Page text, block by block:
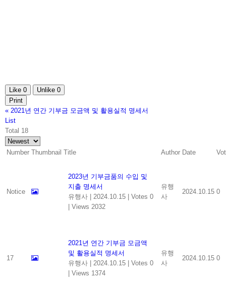
Like 0 Unlike 0
Print
« 2021년 연간 기부금 모금액 및 활용실적 명세서
List
Total 18
Number Thumbnail Title Author Date
Notice
2023년 기부금품의 수입 및
지출 명세서
유행사
2024.10.15
Votes 0
Views 2032
유행
사
2024.10.15 0
17
2021년 연간 기부금 모금액
및 활용실적 명세서
유행사
2024.10.15
Votes 0
Views 1374
유행
사
2024.10.15 0